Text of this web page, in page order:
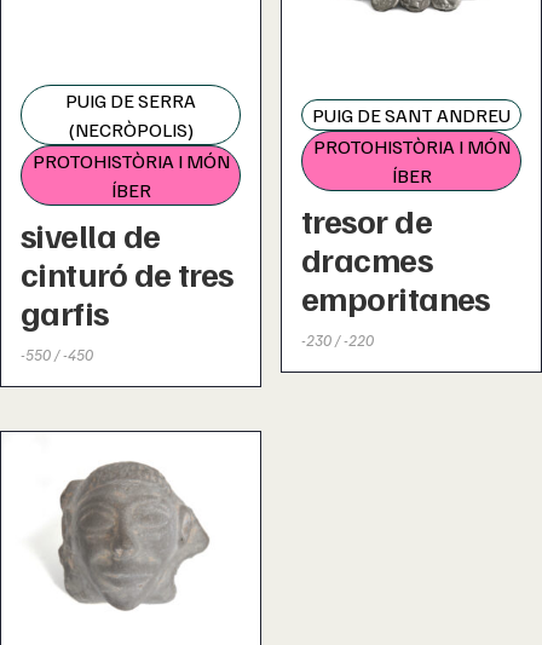
PUIG DE SERRA
(NECRÒPOLIS)
PROTOHISTÒRIA I MÓN
ÍBER
sivella de
cinturó de tres
garfis
-550 / -450
PUIG DE SANT ANDREU
PROTOHISTÒRIA I MÓN
ÍBER
tresor de
dracmes
emporitanes
-230 / -220